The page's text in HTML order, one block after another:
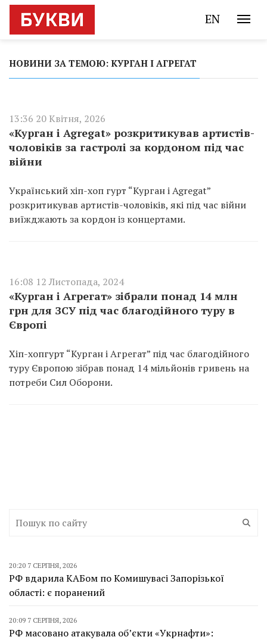
EN
НОВИНИ ЗА ТЕМОЮ: КУРГАН І АГРЕГАТ
13:36 20 Квітня, 2026
«Курган і Agregat» розкритикував артистів-
чоловіків за гастролі за кордоном під час
війни
Український хіп-хоп гурт “Курган і Agregat”
розкритикував артистів-чоловіків, які під час війни
виїжджають за кордон із концертами.
16:08 12 Листопада, 2024
«Курган і Агрегат» зібрали понад 14 млн
грн для ЗСУ під час благодійного туру в
Європі
Хіп-хопгурт “Курган і Агрегат” під час благодійного
туру Європою зібрав понад 14 мільйонів гривень на
потреби Сил Оборони.
20:20 7 СЕРПНЯ, 2026
РФ вдарила КАБом по Комишувасі Запорізької
області: є поранений
20:09 7 СЕРПНЯ, 2026
РФ масовано атакувала об’єкти «Укрнафти»: